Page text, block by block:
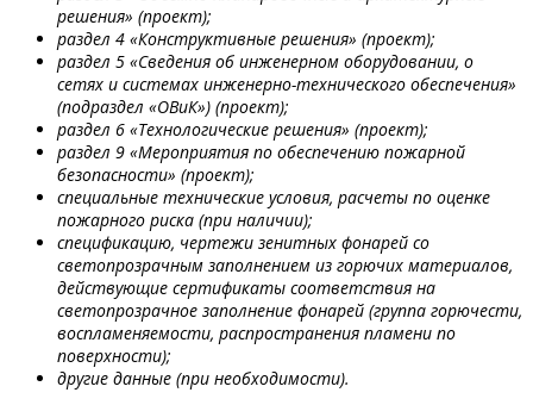
решения» (проект);
раздел 4 «Конструктивные решения» (проект);
раздел 5 «Сведения об инженерном оборудовании, о
сетях и системах инженерно-технического обеспечения»
(подраздел «ОВиК») (проект);
раздел 6 «Технологические решения» (проект);
раздел 9 «Мероприятия по обеспечению пожарной
безопасности» (проект);
специальные технические условия, расчеты по оценке
пожарного риска (при наличии);
спецификацию, чертежи зенитных фонарей со
светопрозрачным заполнением из горючих материалов,
действующие сертификаты соответствия на
светопрозрачное заполнение фонарей (группа горючести,
воспламеняемости, распространения пламени по
поверхности);
другие данные (при необходимости).